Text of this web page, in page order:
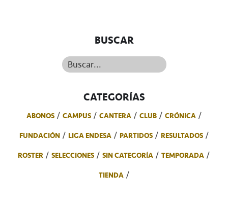
BUSCAR
Buscar...
CATEGORÍAS
ABONOS CAMPUS CANTERA CLUB
CRÓNICA
FUNDACIÓN
LIGA ENDESA PARTIDOS
RESULTADOS
ROSTER
SELECCIONES SIN CATEGORÍA
TEMPORADA
TIENDA